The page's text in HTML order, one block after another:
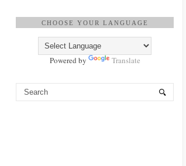
CHOOSE YOUR LANGUAGE
Powered by Translate